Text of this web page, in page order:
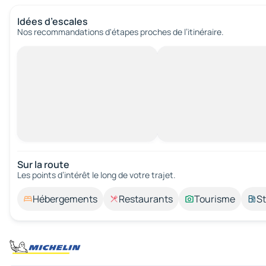
Idées d’escales
Nos recommandations d'étapes proches de l’itinéraire.
Sur la route
Les points d’intérêt le long de votre trajet.
Hébergements Restaurants Tourisme